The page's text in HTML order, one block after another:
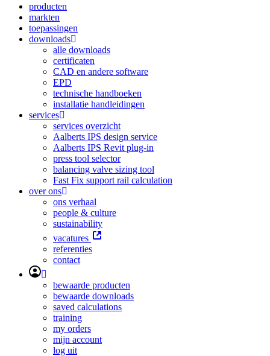
producten
markten
toepassingen
downloads
alle downloads
certificaten
CAD en andere software
EPD
technische handboeken
installatie handleidingen
services
services overzicht
Aalberts IPS design service
Aalberts IPS Revit plug-in
press tool selector
balancing valve sizing tool
Fast Fix support rail calculation
over ons
ons verhaal
people & culture
sustainability
vacatures
referenties
contact
bewaarde producten
bewaarde downloads
saved calculations
training
my orders
mijn account
log uit